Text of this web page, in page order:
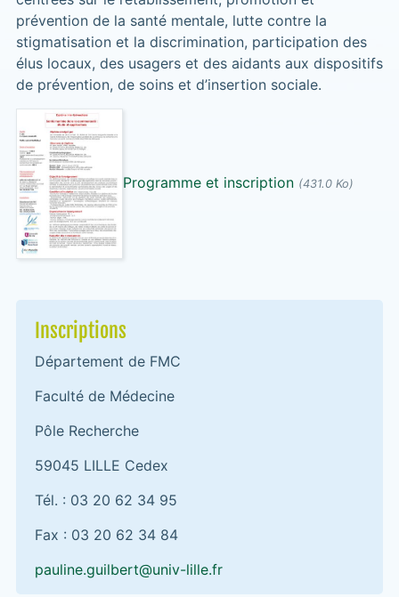
prévention de la santé mentale, lutte contre la
stigmatisation et la discrimination, participation des
élus locaux, des usagers et des aidants aux dispositifs
de prévention, de soins et d’insertion sociale.
Programme et inscription (431.0 Ko)
Inscriptions
Département de FMC
Faculté de Médecine
Pôle Recherche
59045 LILLE Cedex
Tél. : 03 20 62 34 95
Fax : 03 20 62 34 84
pauline.guilbert@univ-lille.fr